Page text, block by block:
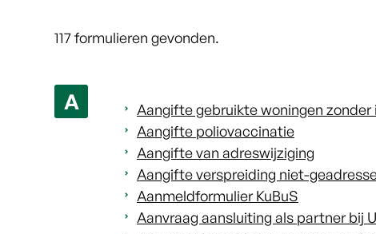
117 formulieren gevonden.
A
Aangifte gebruikte woningen zonder
Aangifte poliovaccinatie
Aangifte van adreswijziging
Aangifte verspreiding niet-
Aanmeldformulier KuBuS
Aanvraag aansluiting als partner bij